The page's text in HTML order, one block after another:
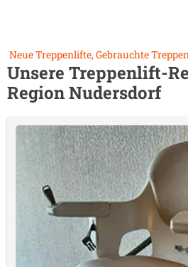
Neue Treppenlifte, Gebrauchte
Unsere Treppenlift-
RegionNudersdorf